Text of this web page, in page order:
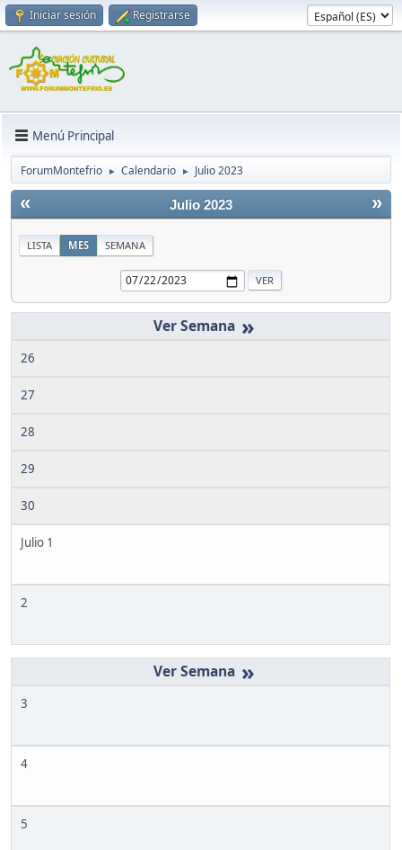
Iniciar sesión Registrarse
Menú Principal
ForumMontefrio ► Calendario ► Julio 2023
« »
Julio 2023
LISTA MES SEMANA
»
26
27
28
29
30
Julio 1
2
»
3
4
5